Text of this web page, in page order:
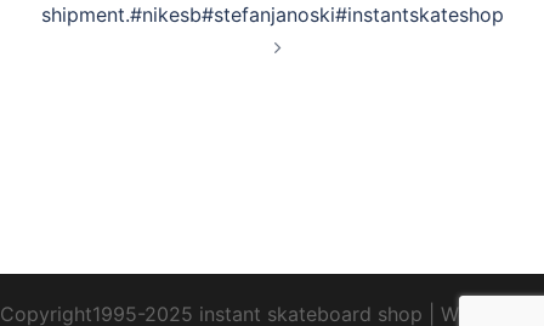
shipment.#nikesb#stefanjanoski#instantskateshop
Copyright1995-2025 instant skateboard shop WebDesign